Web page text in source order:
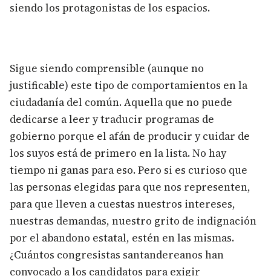
siendo los protagonistas de los espacios.
Sigue siendo comprensible (aunque no
justificable) este tipo de comportamientos en la
ciudadanía del común. Aquella que no puede
dedicarse a leer y traducir programas de
gobierno porque el afán de producir y cuidar de
los suyos está de primero en la lista. No hay
tiempo ni ganas para eso. Pero si es curioso que
las personas elegidas para que nos representen,
para que lleven a cuestas nuestros intereses,
nuestras demandas, nuestro grito de indignación
por el abandono estatal, estén en las mismas.
¿Cuántos congresistas santandereanos han
convocado a los candidatos para exigir